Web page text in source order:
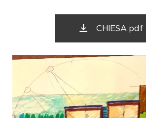
CHIESA.pdf